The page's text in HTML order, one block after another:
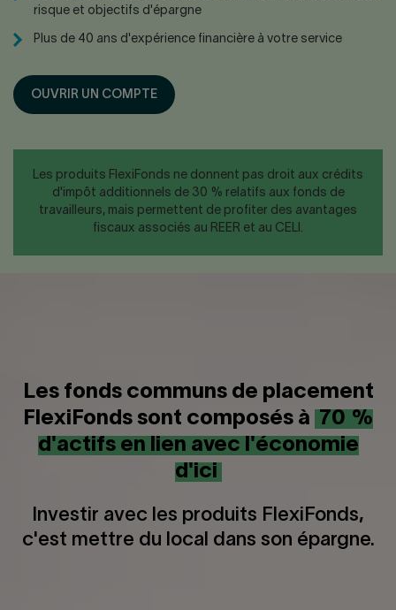
risque et objectifs d'épargne
Plus de 40 ans d'expérience financière à votre service
OUVRIR UN COMPTE
Les produits FlexiFonds ne donnent pas droit aux crédits
d'impôt additionnels de 30 % relatifs aux fonds de
travailleurs, mais permettent de profiter des avantages
fiscaux associés au REER et au CELI.
Les fonds communs de placement
FlexiFonds sont composés à
70 %
d'actifs en lien avec l'économie
d'ici
Investir avec les produits FlexiFonds,
c'est mettre du local dans son épargne.